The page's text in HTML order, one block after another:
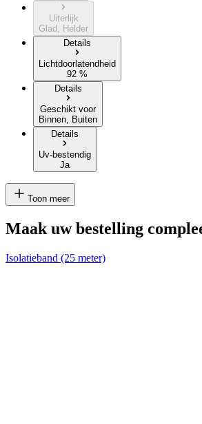
Uiterlijk
Glad, Helder
Details
Lichtdoorlatendheid
92 %
Details
Geschikt voor
Binnen, Buiten
Details
Uv-bestendig
Ja
Toon meer
Maak uw bestelling
Isolatieband (25 meter)